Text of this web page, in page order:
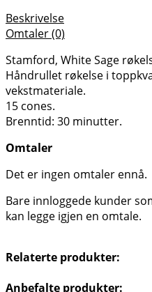
Beskrivelse
Omtaler (0)
Stamford, White Sage
Håndrullet røkelse i
vekstmateriale.
15 cones.
Brenntid: 30 minutter.
Omtaler
Det er ingen omtaler ennå.
Bare innloggede kunder
kan legge igjen en omtale.
Relaterte produkter:
Anbefalte produkter: